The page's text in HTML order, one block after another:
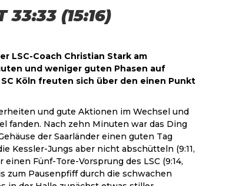
33:33 (15:16)
LSC-Coach Christian Stark am
und weniger guten Phasen auf
Köln freuten sich über den einen Punkt
und gute Aktionen im Wechsel und
fanden. Nach zehn Minuten war das Ding
der Saarländer einen guten Tag
Kessler-Jungs aber nicht abschütteln (9:11,
Fünf-Tore-Vorsprung des LSC (9:14,
zum Pausenpfiff durch die schwachen